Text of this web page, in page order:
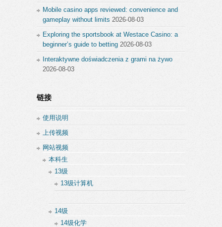
Mobile casino apps reviewed: convenience and
gameplay without limits 2026-08-03
Exploring the sportsbook at Westace Casino: a
beginner’s guide to betting 2026-08-03
Interaktywne doświadczenia z grami na żywo
2026-08-03
链接
使用说明
上传视频
网站视频
本科生
13级
13级计算机
14级
14级化学